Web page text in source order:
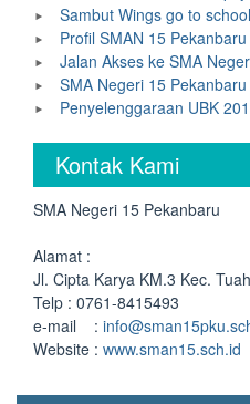
Sambut Wings go to school
Profil SMAN 15
Jalan Akses ke SMA
SMA Negeri 15
Penyelenggaraan UBK
Kontak Kami
SMA Negeri 15 Pekanbaru
Alamat :
Jl. Cipta Karya KM.3 Kec.
Telp : 0761-8415493
e-mail :
Website : www.sman15.sch.id